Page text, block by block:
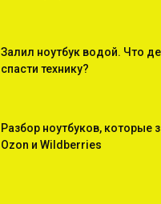
Залил ноутбук водой. Что
спасти технику?
Разбор ноутбуков, которые
Ozon и Wildberries